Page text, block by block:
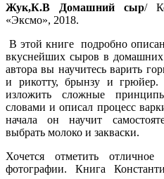
Жук,К.В Домашний сыр/
«Эксмо», 2018.
В этой книге подробно
вкус­нейших сыров в
автора вы научитесь варить
и рикотту, брынзу и грюйер.
изложить сложные
словами и описал процесс
начала он научит
выбрать молоко и закваски.
Хочется отметить
фотографии. Книга